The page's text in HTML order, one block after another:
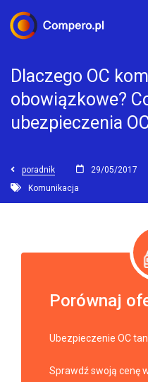
Dlaczego OC
obowiązkowe?
ubezpieczenia
poradnik 29/05/2017
Komunikacja
Porównaj
Ubezpieczenie OC
Sprawdź swoją cenę